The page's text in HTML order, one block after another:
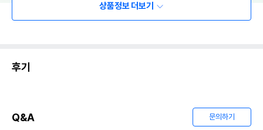
상품정보 더보기
후기
Q&A 문의하기